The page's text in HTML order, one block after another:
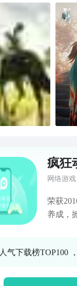
疯狂
网络游戏
荣获
养成，
真汉子
人气下载榜TOP100